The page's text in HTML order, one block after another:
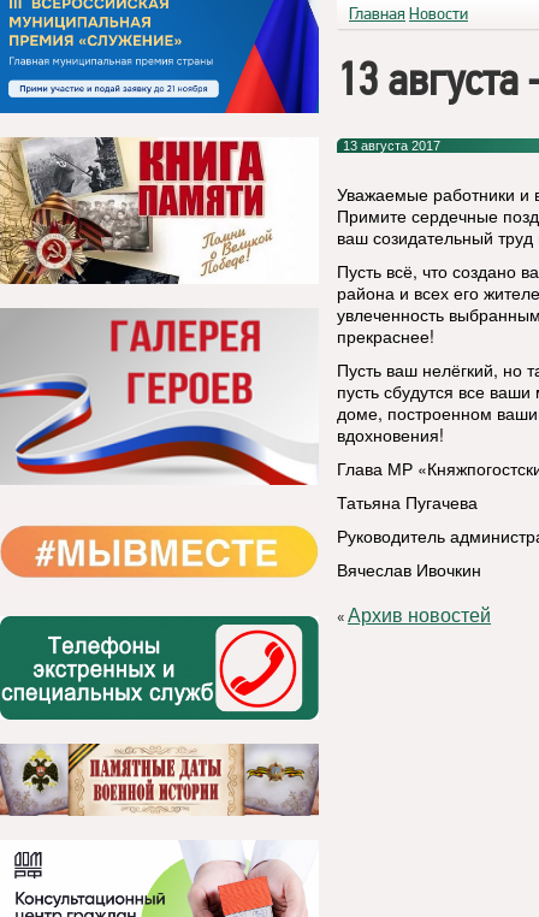
Главная Новости
13
13 августа 2017
Уважаемые работники и
Примите сердечные
ваш созидательный
Пусть всё, что создано
района и всех его
увлеченность
прекраснее!
Пусть ваш нелёгкий, но
пусть сбудутся все
доме, построенном
вдохновения!
Глава МР
Татьяна Пугачева
Руководитель
Вячеслав Ивочкин
«Архив новостей